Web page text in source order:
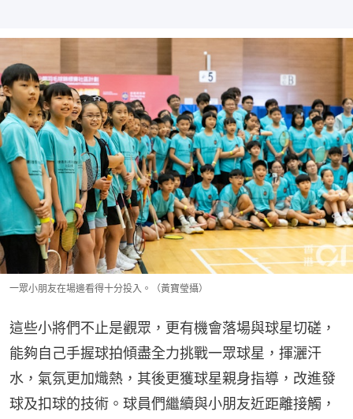
一眾小朋友在場邊看得十分投入。（黃寶瑩攝）
這些小將們不止是觀眾，更有機會落場與球星切磋，
能夠自己手握球拍傾盡全力挑戰一眾球星，揮灑汗
水，氣氛更加熾熱，其後更獲球星親身指導，改進發
球及扣球的技術。球員們繼續與小朋友近距離接觸，